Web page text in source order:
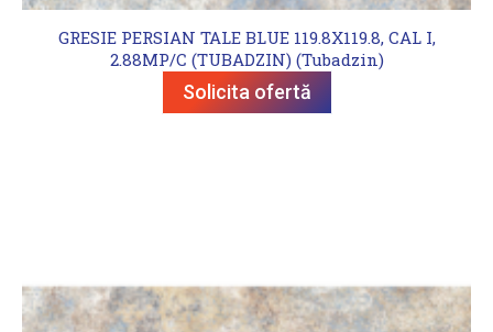
GRESIE PERSIAN TALE BLUE 119.8X119.8, CAL I,
2.88MP/C (TUBADZIN) (Tubadzin)
Solicita ofertă